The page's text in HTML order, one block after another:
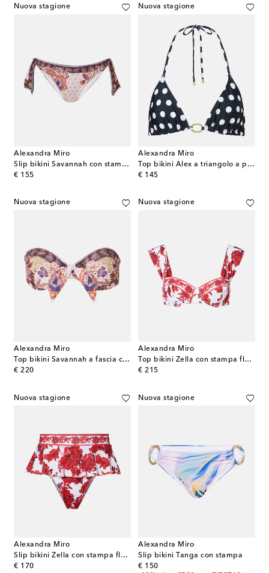
Nuova stagione
Alexandra Miro
Slip bikini Savannah con stampa
€ 155
original price
Nuova stagione
Alexandra Miro
Top bikini Alex a triangolo a pois
€ 145
original price
Nuova stagione
Alexandra Miro
Top bikini Savannah a fascia con stampa
€ 220
original price
Nuova stagione
Alexandra Miro
Top bikini Zella con stampa floreale
€ 215
original price
Nuova stagione
Alexandra Miro
Slip bikini Zella con stampa floreale
€ 170
original price
Nuova stagione
Alexandra Miro
Slip bikini Tanga con stampa
€ 150
original price